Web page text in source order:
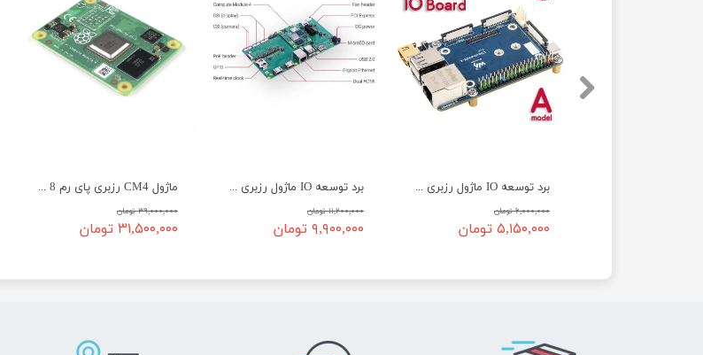
ماژول CM4 رزبری پای رم 8 مدل Raspberry Pi Compute Module CM4108032
۳۹,۰۰۰,۰۰۰ تومان
۳۱,۵۰۰,۰۰۰ تومان
برد توسعه IO ماژول رزبری 4 Raspberry PI CM4 IO Board
۱۱,۲۰۰,۰۰۰ تومان
۹,۹۰۰,۰۰۰ تومان
برد توسعه IO ماژول رزبری 4 مدل Waveshare CM4-IO-BASE-A
۶,۰۰۰,۰۰۰ تومان
۵,۱۵۰,۰۰۰ تومان